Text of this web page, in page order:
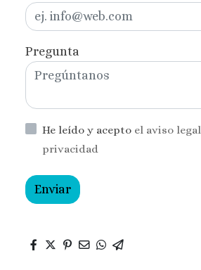
Pregunta
He leído y acepto el aviso legal
privacidad
Enviar